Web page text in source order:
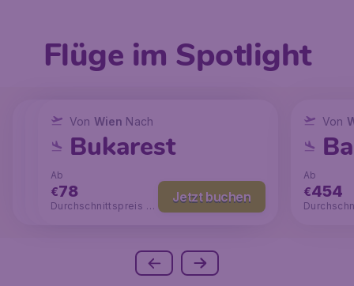
Flüge im Spotlight
Von Wien Nach
Mailand
36
Durchschnittspreis
Jetzt buchen
Von Wien Nach
Paris
76
Durchschnittspreis €1
Jetzt buchen
Von Wien Nach
Bukarest
Ab
€78
Durchschnittspreis €1
Jetzt buchen
Von
Ab
€454